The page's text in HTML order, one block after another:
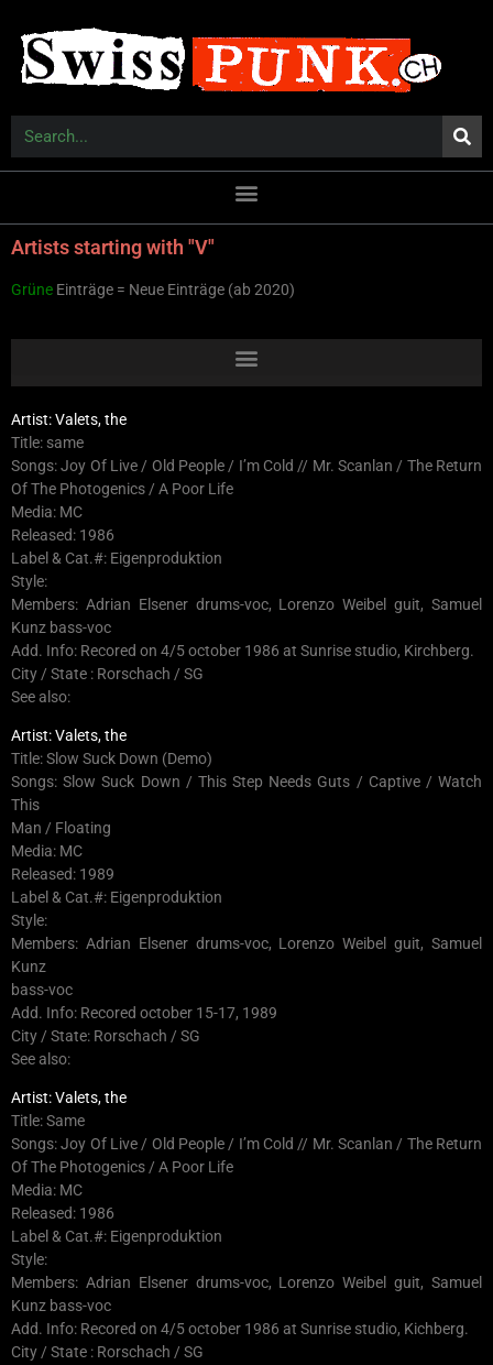
Artists starting with "V"
Grüne Einträge = Neue Einträge (ab 2020)
Artist: Valets, the
Title: same
Songs: Joy Of Live / Old People / I’m Cold // Mr. Scanlan / The Return
Of The Photogenics / A Poor Life
Media: MC
Released: 1986
Label & Cat.#: Eigenproduktion
Style:
Members: Adrian Elsener drums-voc, Lorenzo Weibel guit, Samuel
Kunz bass-voc
Add. Info: Recored on 4/5 october 1986 at Sunrise studio, Kirchberg.
City / State : Rorschach / SG
See also:
Artist: Valets, the
Title: Slow Suck Down (Demo)
Songs: Slow Suck Down / This Step Needs Guts / Captive / Watch
This
Man / Floating
Media: MC
Released: 1989
Label & Cat.#: Eigenproduktion
Style:
Members: Adrian Elsener drums-voc, Lorenzo Weibel guit, Samuel
Kunz
bass-voc
Add. Info: Recored october 15-17, 1989
City / State: Rorschach / SG
See also:
Artist: Valets, the
Title: Same
Songs: Joy Of Live / Old People / I’m Cold // Mr. Scanlan / The Return
Of The Photogenics / A Poor Life
Media: MC
Released: 1986
Label & Cat.#: Eigenproduktion
Style:
Members: Adrian Elsener drums-voc, Lorenzo Weibel guit, Samuel
Kunz bass-voc
Add. Info: Recored on 4/5 october 1986 at Sunrise studio, Kichberg.
City / State : Rorschach / SG